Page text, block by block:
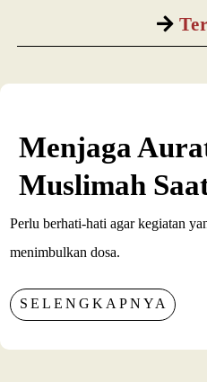
Menjaga
Muslimah
Perlu berhati-hati agar kegiatan
menimbulkan dosa.
SELENGKAPNYA